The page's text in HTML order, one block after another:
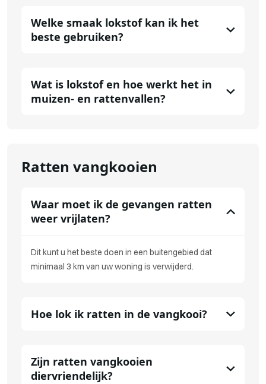
Welke smaak lokstof kan ik het
beste gebruiken?
Wat is lokstof en hoe werkt het in
muizen- en rattenvallen?
Ratten vangkooien
Waar moet ik de gevangen ratten
weer vrijlaten?
Dit kunt u het beste doen in een buitengebied dat
minimaal 3 km van uw woning is verwijderd.
Hoe lok ik ratten in de vangkooi?
Zijn ratten vangkooien
diervriendelijk?